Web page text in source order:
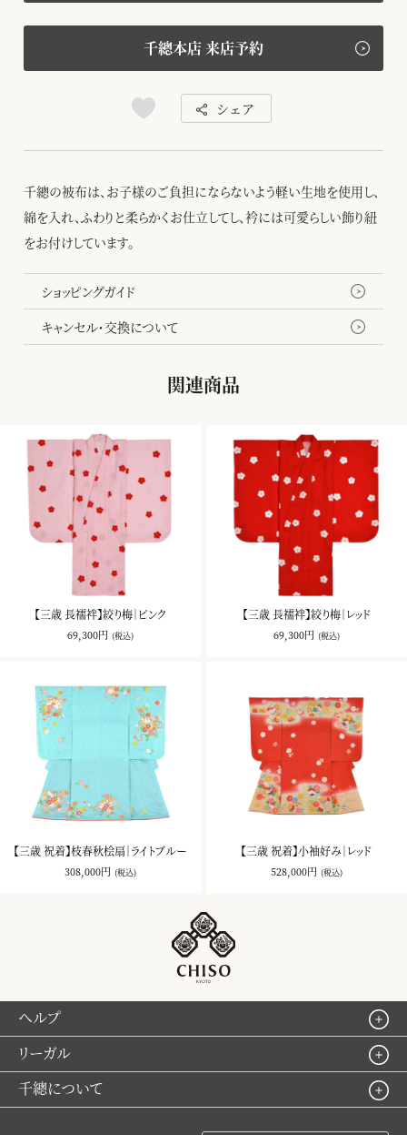
千總本店 来店予約
シェア
千總の被布は、お子様のご負担にならないよう軽い生地を使用し、
綿を入れ、ふわりと柔らかくお仕立してし、衿には可愛らしい飾り紐
をお付けしています。
ショッピングガイド
キャンセル・交換について
関連商品
【三歳 長襦袢】絞り梅｜ピンク
69,300円 (税込)
【三歳 長襦袢】絞り梅｜レッド
69,300円 (税込)
【三歳 祝着】枝春秋桧扇｜ライトブルー
308,000円 (税込)
【三歳 祝着】小袖好み｜レッド
528,000円 (税込)
ヘルプ
リーガル
千總について